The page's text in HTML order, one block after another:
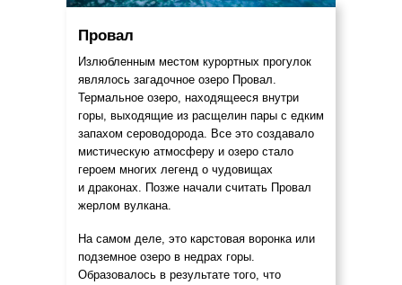
Излюбленным местом курортных прогулок
являлось загадочное озеро Провал.
Термальное озеро, находящееся внутри
горы, выходящие из расщелин пары с едким
запахом сероводорода. Все это создавало
мистическую атмосферу и озеро стало
героем многих легенд о чудовищах
и драконах. Позже начали считать Провал
жерлом вулкана.
Провал
На самом деле, это карстовая воронка или
подземное озеро в недрах горы.
Образовалось в результате того, что